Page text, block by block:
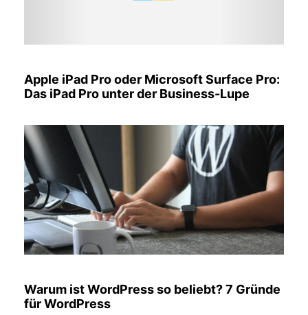
Apple iPad Pro oder Microsoft Surface Pro:
Das iPad Pro unter der Business-Lupe
Warum ist WordPress so beliebt? 7 Gründe
für WordPress